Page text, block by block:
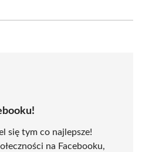
się tym co najlepsze!
na Facebooku,